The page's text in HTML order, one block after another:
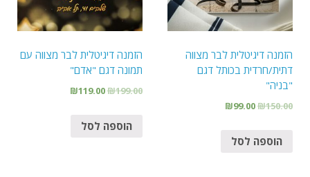
הזמנה דיגיטלית לבר מצווה
דתית/חרדית בכותל דגם
"בניה"
₪150.00
₪99.00
הוספה לסל
הזמנה דיגיטלית לבר מצווה עם
תמונה דגם "אדם"
₪199.00
₪119.00
הוספה לסל